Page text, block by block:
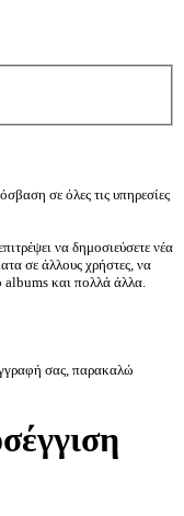
σε όλες τις υπηρεσίες
να δημοσιεύσετε νέα
σε άλλους χρήστες, να
και πολλά άλλα.
σας, παρακαλώ